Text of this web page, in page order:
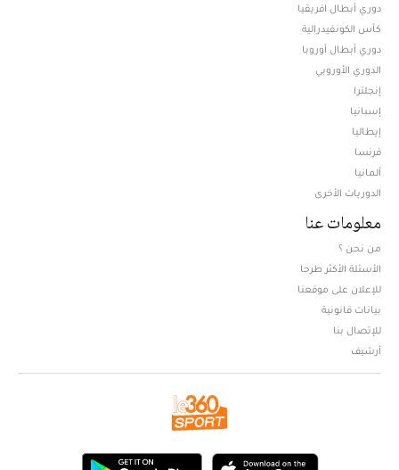
دوري أبطال افريقيا
كأس الكونفيدرالية
دوري أبطال أوروبا
الدوري الأوروبي
إنجلترا
إسبانيا
إيطاليا
فرنسا
ألمانيا
الدوريات الأخرى
معلومات عنا
من نحن ؟
الأسئلة الأكثر طرحا
للإعلان على موقعنا
بيانات قانونية
للإتصال بنا
أرشيف